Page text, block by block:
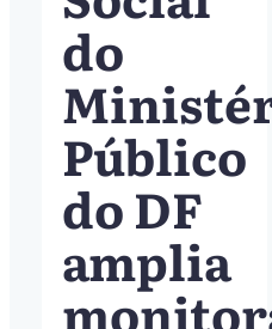
do
Público
do DF
amplia